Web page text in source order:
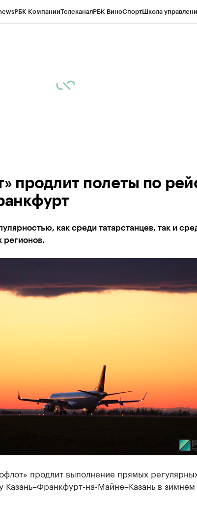
РБК КомпанииТелеканалРБК ВиноСпортШкола
продлит полеты по
как среди татарстанцев, так и
регионов.
продлит выполнение прямых
на-Майне–Казань в зимнем